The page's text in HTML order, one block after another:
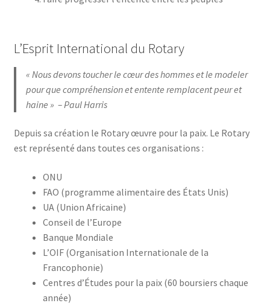
L’Esprit International du Rotary
« Nous devons toucher le cœur des hommes et le modeler
pour que compréhension et entente remplacent peur et
haine » – Paul Harris
Depuis sa création le Rotary œuvre pour la paix. Le Rotary
est représenté dans toutes ces organisations :
ONU
FAO (programme alimentaire des États Unis)
UA (Union Africaine)
Conseil de l’Europe
Banque Mondiale
L’OIF (Organisation Internationale de la
Francophonie)
Centres d’Études pour la paix (60 boursiers chaque
année)